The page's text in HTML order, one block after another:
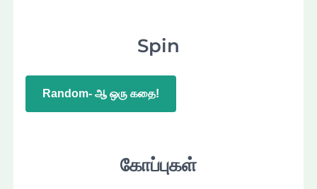
Spin
Random- ஆ ஒரு கதை!
கோப்புகள்